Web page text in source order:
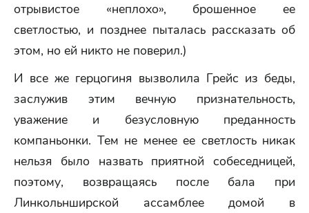
отрывистое «неплохо», брошенное ее
светлостью, и позднее пыталась рассказать об
этом, но ей никто не поверил.)
И все же герцогиня вызволила Грейс из беды,
заслужив этим вечную признательность,
уважение и безусловную преданность
компаньонки. Тем не менее ее светлость никак
нельзя было назвать приятной собеседницей,
поэтому, возвращаясь после бала при
Линкольнширской ассамблее домой в